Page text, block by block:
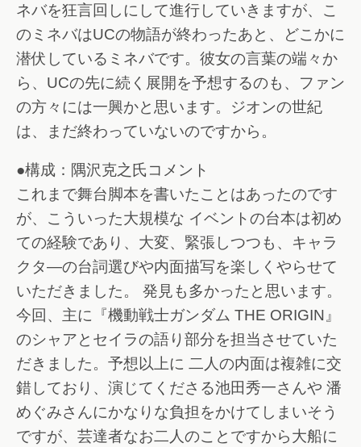
ネバを狂言回しにして進行していきますが、こ
のミネバはUCの物語が終わったあと、どこかに
潜伏しているミネバです。彼女の言葉の端々か
ら、UCの先に続く展開を予想するのも、ファン
の方々には一興かと思います。ジオンの世紀
は、まだ終わっていないのですから。
●構成：隅沢克之氏コメント
これまで舞台脚本を書いたことはあったのです
が、こういった大規模な イベントの台本は初め
ての経験であり、大変、緊張しつつも、キャラ
クタ―の台詞選びや内面描写を楽しくやらせて
いただきました。 発見も多かったと思います。
今回、主に『機動戦士ガンダム THE ORIGIN』
のシャアとセイラの語り部分を担当させていた
だきました。予想以上に 二人の内面は複雑に交
錯しており、演じてくださる池田秀一さんや 潘
めぐみさんにかなりな負担をかけてしまいそう
ですが、芸達者なお二人のことですから大船に